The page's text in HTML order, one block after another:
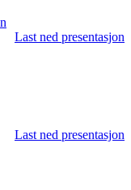
Last ned presentasjon
Last ned presentasjon